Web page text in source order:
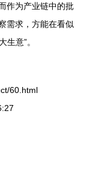
作为产业链中的批
需求，方能在看似
生意”。
60.html